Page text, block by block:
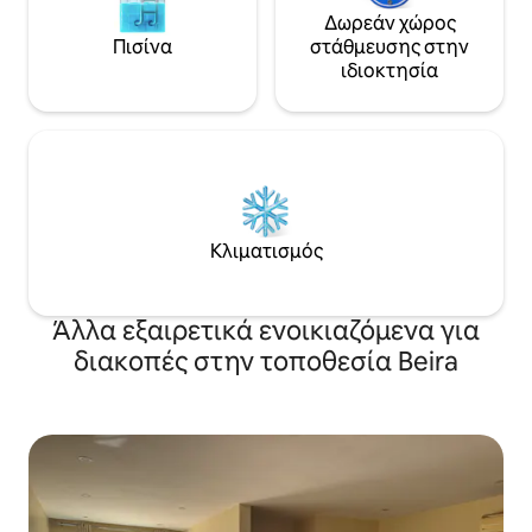
Πισίνα
Δωρεάν χώρος
στάθμευσης στην
ιδιοκτησία
Κλιματισμός
Άλλα εξαιρετικά ενοικιαζόμενα για
διακοπές στην τοποθεσία Beira